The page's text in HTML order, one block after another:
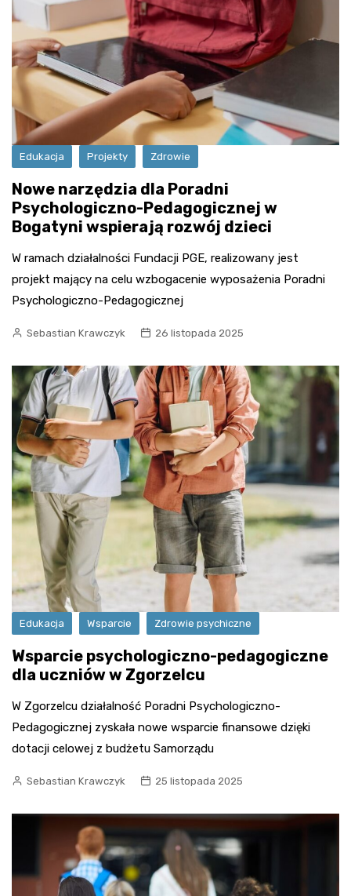
Edukacja Projekty Zdrowie
Nowe narzędzia dla Poradni
Psychologiczno-Pedagogicznej w
Bogatyni wspierają rozwój dzieci
W ramach działalności Fundacji PGE, realizowany jest
projekt mający na celu wzbogacenie wyposażenia Poradni
Psychologiczno-Pedagogicznej
Sebastian Krawczyk 26 listopada 2025
Edukacja Wsparcie Zdrowie psychiczne
Wsparcie psychologiczno-pedagogiczne
dla uczniów w Zgorzelcu
W Zgorzelcu działalność Poradni Psychologiczno-
Pedagogicznej zyskała nowe wsparcie finansowe dzięki
dotacji celowej z budżetu Samorządu
Sebastian Krawczyk 25 listopada 2025